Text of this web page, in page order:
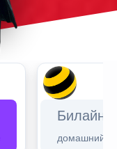
Билайн
домашний